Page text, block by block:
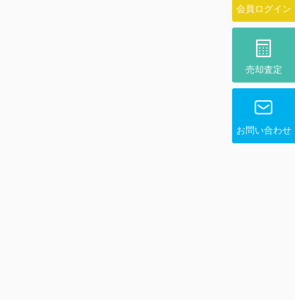
会員ログイン
売却査定
お問い合わせ